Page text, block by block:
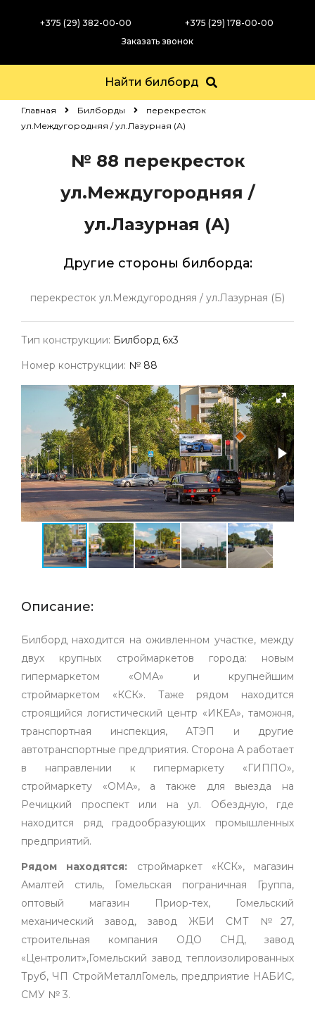
+375 (29) 382-00-00
+375 (29) 178-00-00
Заказать звонок
Найти билборд
Главная Билборды
перекресток
ул.Междугородняя / ул.Лазурная (А)
№ 88 перекресток
ул.Междугородняя /
ул.Лазурная (А)
Другие стороны билборда:
перекресток ул.Междугородняя / ул.Лазурная (Б)
Тип конструкции: Билборд 6х3
Номер конструкции: № 88
Описание:
Билборд находится на оживленном участке, между
двух крупных строймаркетов города: новым
гипермаркетом «ОМА» и крупнейшим
строймаркетом «КСК». Таже рядом находится
строящийся логистический центр «ИКЕА», таможня,
транспортная инспекция, АТЭП и другие
автотранспортные предприятия. Сторона А работает
в направлении к гипермаркету «ГИППО»,
строймаркету «ОМА», а также для выезда на
Речицкий проспект или на ул. Обездную, где
находится ряд градообразующих промышленных
предприятий.
Рядом находятся: строймаркет «КСК», магазин
Амалтей стиль, Гомельская пограничная Группа,
оптовый магазин Приор-тех, Гомельский
механический завод, завод ЖБИ СМТ №27,
строительная компания ОДО СНД, завод
«Центролит»,Гомельский завод теплоизолированных
Труб, ЧП СтройМеталлГомель, предприятие НАБИС,
СМУ № 3.